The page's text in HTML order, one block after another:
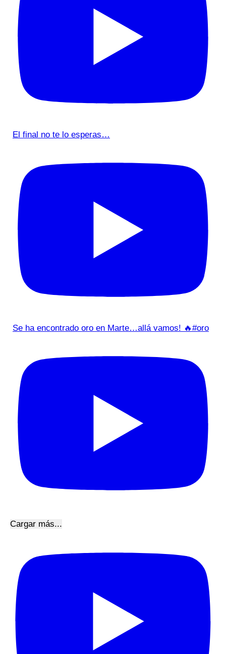
El final no te lo esperas…
Se ha encontrado oro en Marte…allá vamos! 🔥#oro
Cargar más...